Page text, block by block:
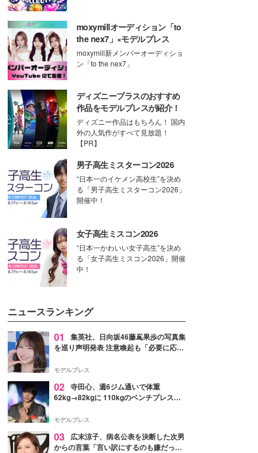
moxymillオーディション「to
the nex7」×モデルプレス
moxymill新メンバーオーディショ
ン「to the nex7」
ディズニープラスのおすすめ
作品をモデルプレスが紹介！
ディズニー作品はもちろん！ 国内
外の人気作がすべて見放題！
【PR】
男子高生ミスターコン2026
“日本一のイケメン高校生”を決め
る「男子高生ミスターコン2026」
開催中！
女子高生ミスコン2026
“日本一かわいい女子高生”を決め
る「女子高生ミスコン2026」開催
中！
ニュースランキング
01
集英社、日向坂46藤嶌果歩の写真集
を巡り声明発表 注意喚起も「必要に応じ
モデルプレス
02 寺田心、週6ジム通いで体重
62kg→82kgに 110kgのベンチプレス持
「かっこいい」と反響
モデルプレス
03
広末涼子、病名公表を決断した次男
からの言葉「言い訳にするのも嫌だっ